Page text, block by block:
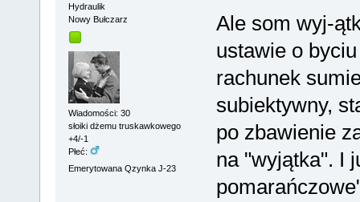
Hydraulik
Nowy Bułczarz
Wiadomości: 30
słoiki dżemu truskawkowego
+4/-1
Płeć:
Emerytowana Qzynka J-23
Ale som wyj-
ustawie o
rachunek
subiektywny,
po zbawienie
na "wyjątka". I